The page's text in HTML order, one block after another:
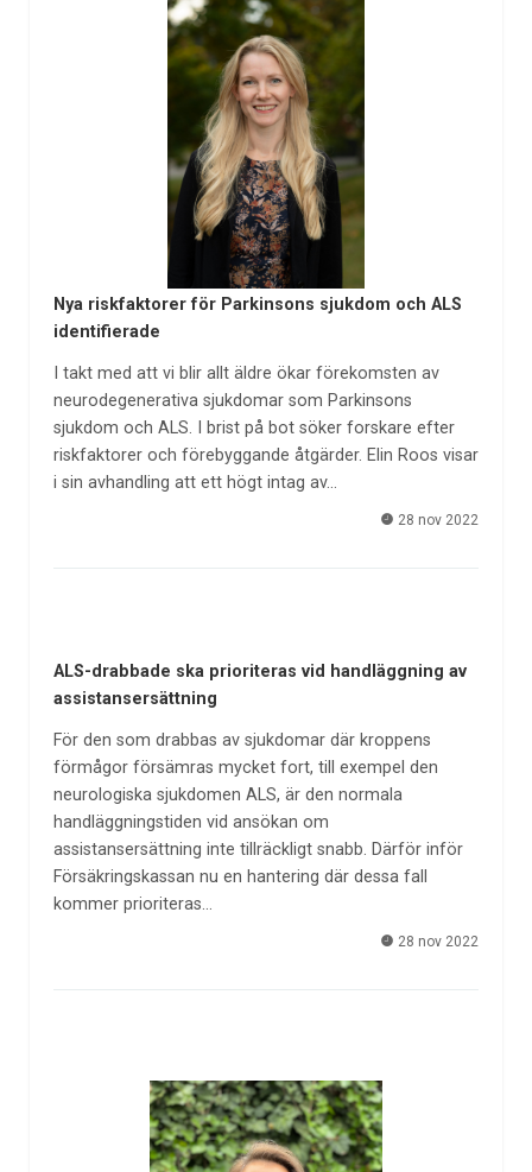
Nya riskfaktorer för Parkinsons sjukdom och ALS
identifierade
I takt med att vi blir allt äldre ökar förekomsten av
neurodegenerativa sjukdomar som Parkinsons
sjukdom och ALS. I brist på bot söker forskare efter
riskfaktorer och förebyggande åtgärder. Elin Roos visar
i sin avhandling att ett högt intag av…
28 nov 2022
ALS-drabbade ska prioriteras vid handläggning av
assistansersättning
För den som drabbas av sjukdomar där kroppens
förmågor försämras mycket fort, till exempel den
neurologiska sjukdomen ALS, är den normala
handläggningstiden vid ansökan om
assistansersättning inte tillräckligt snabb. Därför inför
Försäkringskassan nu en hantering där dessa fall
kommer prioriteras…
28 nov 2022